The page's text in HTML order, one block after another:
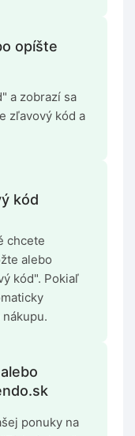
opíšte
a zobrazí sa
zľavový kód a
kód
chcete
alebo
kód". Pokiaľ
ponuky na